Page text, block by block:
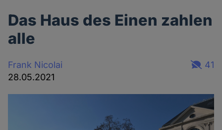
Das Haus des Einen zahlen
alle
Frank Nicolai
28.05.2021
41